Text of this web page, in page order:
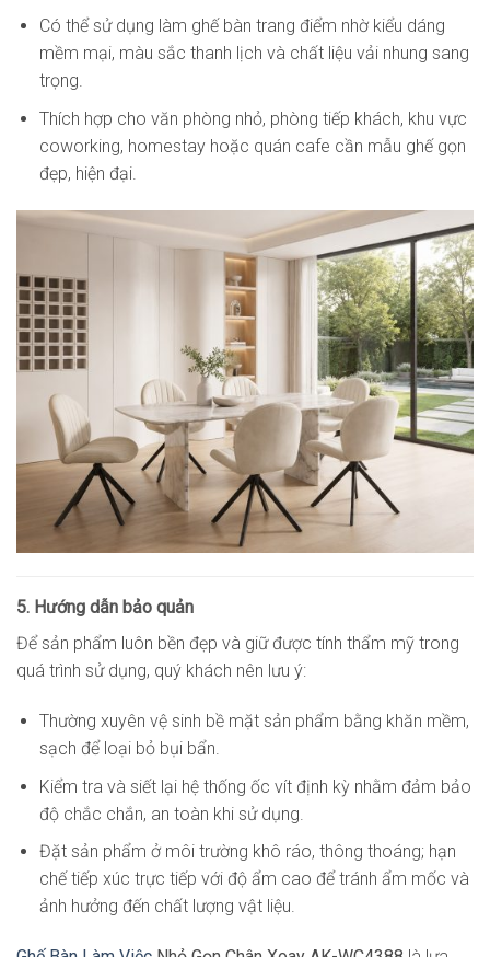
Có thể sử dụng làm ghế bàn trang điểm nhờ kiểu dáng
mềm mại, màu sắc thanh lịch và chất liệu vải nhung sang
trọng.
Thích hợp cho văn phòng nhỏ, phòng tiếp khách, khu vực
coworking, homestay hoặc quán cafe cần mẫu ghế gọn
đẹp, hiện đại.
5. Hướng dẫn bảo quản
Để sản phẩm luôn bền đẹp và giữ được tính thẩm mỹ trong
quá trình sử dụng, quý khách nên lưu ý:
Thường xuyên vệ sinh bề mặt sản phẩm bằng khăn mềm,
sạch để loại bỏ bụi bẩn.
Kiểm tra và siết lại hệ thống ốc vít định kỳ nhằm đảm bảo
độ chắc chắn, an toàn khi sử dụng.
Đặt sản phẩm ở môi trường khô ráo, thông thoáng; hạn
chế tiếp xúc trực tiếp với độ ẩm cao để tránh ẩm mốc và
ảnh hưởng đến chất lượng vật liệu.